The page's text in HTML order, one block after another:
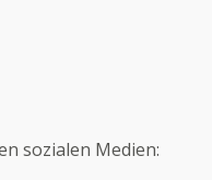
sozialen Medien: